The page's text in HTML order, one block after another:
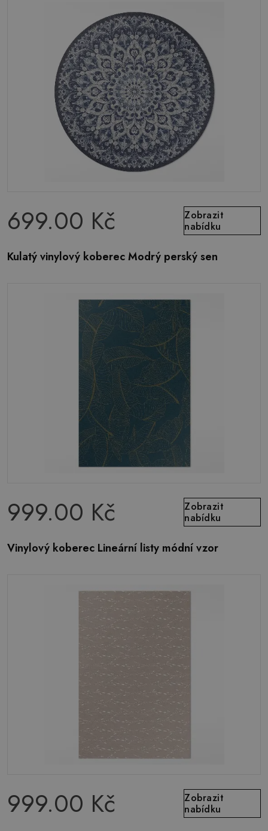
699.00 Kč
Zobrazit
nabídku
Kulatý vinylový koberec Modrý perský sen
999.00 Kč
Zobrazit
nabídku
Vinylový koberec Lineární listy módní vzor
999.00 Kč
Zobrazit
nabídku